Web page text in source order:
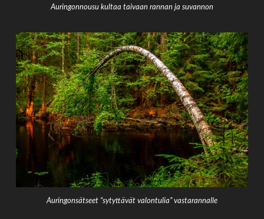
Auringonnousu kultaa taivaan rannan ja suvannon
Auringonsätseet “sytyttävät valontulia” vastarannalle